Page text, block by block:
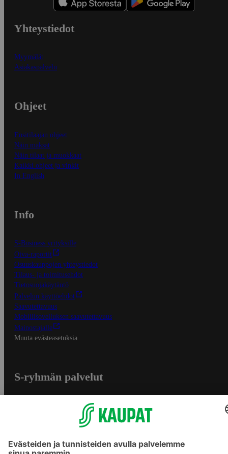
Yhteystiedot
Myymälät
Asiakaspalvelu
Ohjeet
Ensitilaajan ohjeet
Näin maksat
Näin tilaat ja muokkaat
Kaikki ohjeet ja vinkit
In English
Info
S-Business yrityksille
Oiva-raportit
Osuuskauppojen yhteystiedot
Tilaus- ja toimitusehdot
Tietosuojakäytäntö
Palvelun käyttöehdot
Saavutettavuus
Mobiilisovelluksen saavutettavuus
Mainostajalle
Muuta evästeasetuksia
S-ryhmän palvelut
Yhteishyvä Ruoka -sovellus
S-ostoslista -sovellus
Prisma.fi